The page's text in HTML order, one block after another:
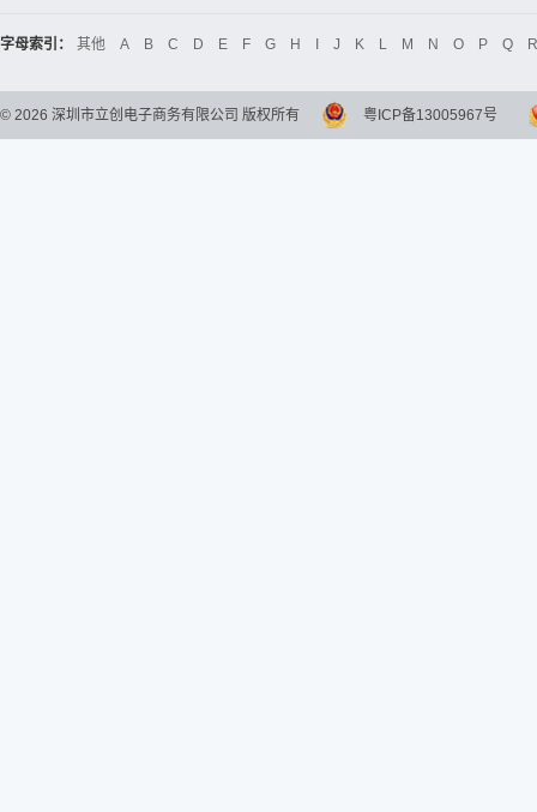
字母索引： 其他 A B C D E F G H J K L M N O P Q R
© 2026 深圳市立创电子商务有限公司 版权所有 粤ICP备13005967号